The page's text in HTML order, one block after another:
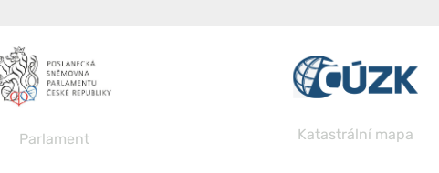
Parlament Katastrální mapa